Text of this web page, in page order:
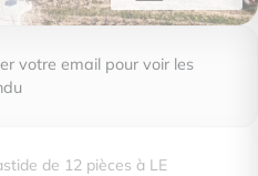
votre email pour voir les
de 12 pièces à LE